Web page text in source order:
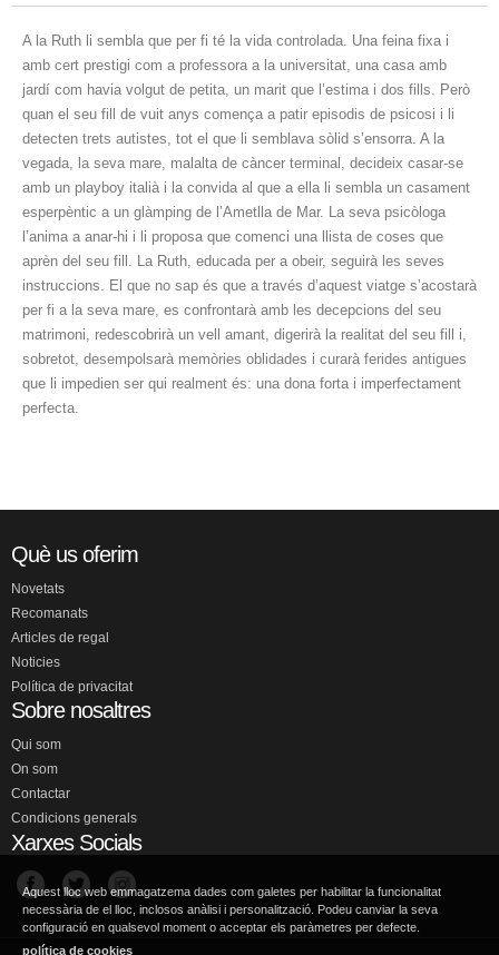
A la Ruth li sembla que per fi té la vida controlada. Una feina fixa i
amb cert prestigi com a professora a la universitat, una casa amb
jardí com havia volgut de petita, un marit que l’estima i dos fills. Però
quan el seu fill de vuit anys comença a patir episodis de psicosi i li
detecten trets autistes, tot el que li semblava sòlid s’ensorra. A la
vegada, la seva mare, malalta de càncer terminal, decideix casar-se
amb un playboy italià i la convida al que a ella li sembla un casament
esperpèntic a un glàmping de l’Ametlla de Mar. La seva psicòloga
l’anima a anar-hi i li proposa que comenci una llista de coses que
aprèn del seu fill. La Ruth, educada per a obeir, seguirà les seves
instruccions. El que no sap és que a través d’aquest viatge s’acostarà
per fi a la seva mare, es confrontarà amb les decepcions del seu
matrimoni, redescobrirà un vell amant, digerirà la realitat del seu fill i,
sobretot, desempolsarà memòries oblidades i curarà ferides antigues
que li impedien ser qui realment és: una dona forta i imperfectament
perfecta.
Què us oferim
Novetats
Recomanats
Articles de regal
Noticies
Política de privacitat
Sobre nosaltres
Qui som
On som
Contactar
Condicions generals
Xarxes Socials
Aquest lloc web emmagatzema dades com galetes per habilitar la funcionalitat
necessària de el lloc, inclosos anàlisi i personalització. Podeu canviar la seva
configuració en qualsevol moment o acceptar els paràmetres per defecte.
política de cookies